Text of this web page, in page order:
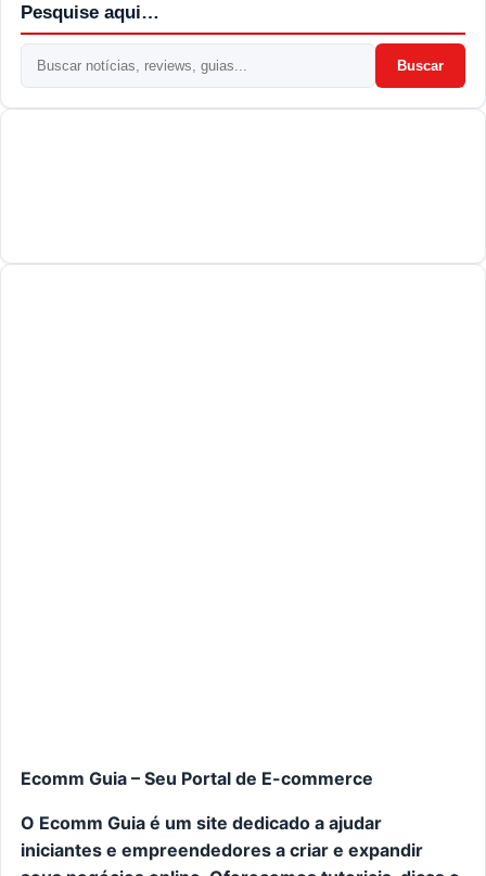
Pesquise aqui…
Buscar
Ecomm Guia – Seu Portal de E-commerce
O Ecomm Guia é um site dedicado a ajudar
iniciantes e empreendedores a criar e expandir